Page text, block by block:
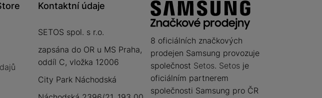
Kontaktní údaje
SETOS spol. s r.o.
zapsána do OR u MS Praha,
oddíl C, vložka 12006
City Park Náchodská
8 oficiálních značkových
prodejen Samsung provozuje
společnost Setos. Setos je
oficiálním partnerem
společnosti Samsung pro ČR